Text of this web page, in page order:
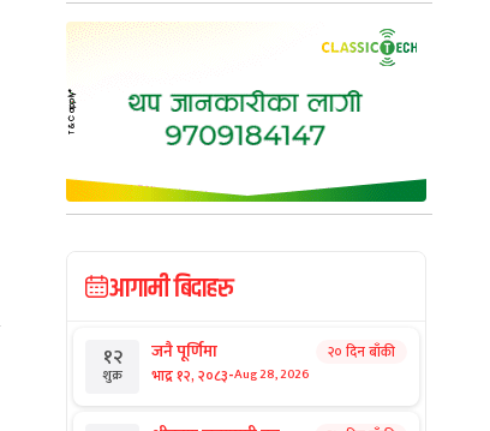
आगामी बिदाहरु
१२
शुक्र
जनै पूर्णिमा
भाद्र १२, २०८३-Aug 28, 2026
२० दिन बाँकी